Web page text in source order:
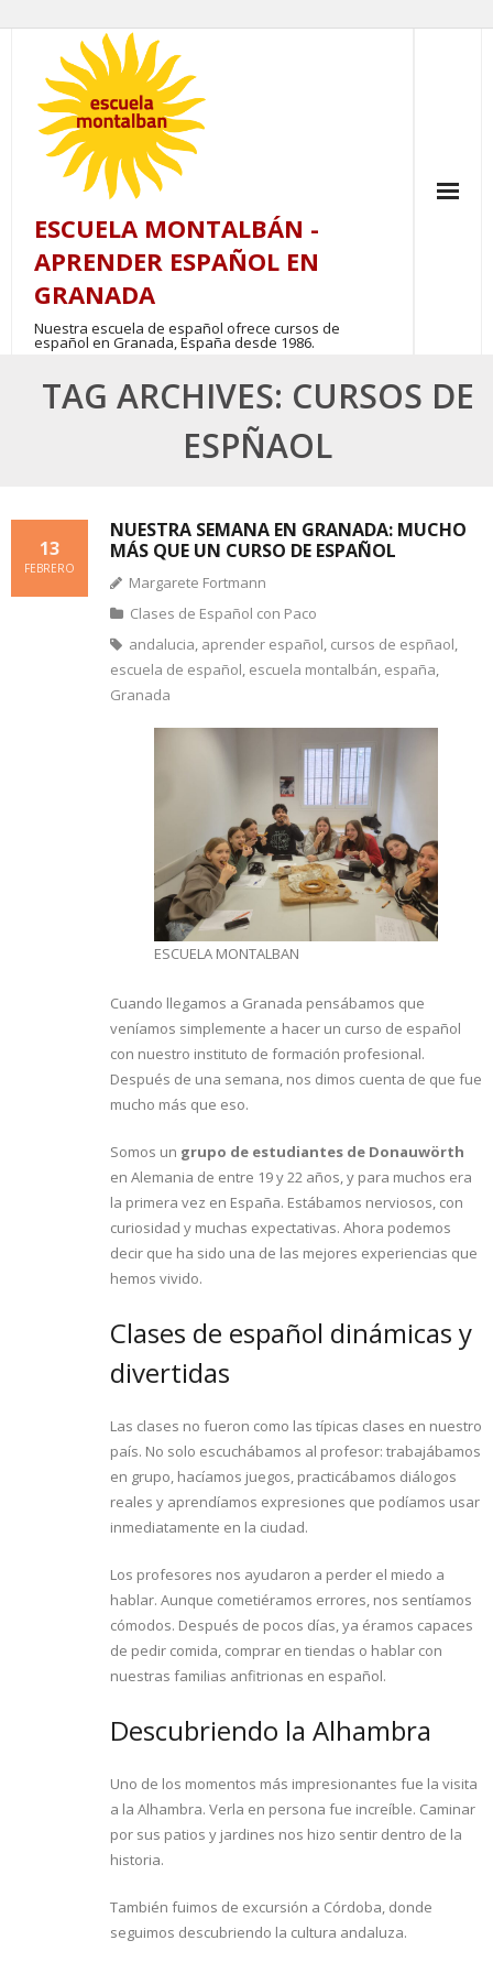
content
ESCUELA MONTALBÁN -
APRENDER ESPAÑOL EN
GRANADA
Nuestra escuela de español ofrece cursos de
español en Granada, España desde 1986.
TAG ARCHIVES: CURSOS DE
ESPÑAOL
NUESTRA SEMANA EN GRANADA: MUCHO
MÁS QUE UN CURSO DE ESPAÑOL
13
FEBRERO
Margarete Fortmann
Clases de Español con Paco
andalucia, aprender español, cursos de espñaol,
escuela de español, escuela montalbán, españa,
Granada
ESCUELA MONTALBAN
Cuando llegamos a Granada pensábamos que
veníamos simplemente a hacer un curso de español
con nuestro instituto de formación profesional.
Después de una semana, nos dimos cuenta de que fue
mucho más que eso.
Somos un grupo de estudiantes de Donauwörth
en Alemania de entre 19 y 22 años, y para muchos era
la primera vez en España. Estábamos nerviosos, con
curiosidad y muchas expectativas. Ahora podemos
decir que ha sido una de las mejores experiencias que
hemos vivido.
Clases de español dinámicas y
divertidas
Las clases no fueron como las típicas clases en nuestro
país. No solo escuchábamos al profesor: trabajábamos
en grupo, hacíamos juegos, practicábamos diálogos
reales y aprendíamos expresiones que podíamos usar
inmediatamente en la ciudad.
Los profesores nos ayudaron a perder el miedo a
hablar. Aunque cometiéramos errores, nos sentíamos
cómodos. Después de pocos días, ya éramos capaces
de pedir comida, comprar en tiendas o hablar con
nuestras familias anfitrionas en español.
Descubriendo la Alhambra
Uno de los momentos más impresionantes fue la visita
a la Alhambra. Verla en persona fue increíble. Caminar
por sus patios y jardines nos hizo sentir dentro de la
historia.
También fuimos de excursión a Córdoba, donde
seguimos descubriendo la cultura andaluza.